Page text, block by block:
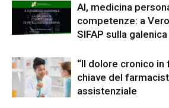
AI, medicina
competenze: a
SIFAP sulla
“Il dolore cronico in
chiave del
assistenziale